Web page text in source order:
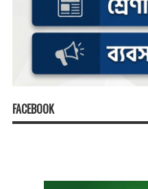
FACEBOOK